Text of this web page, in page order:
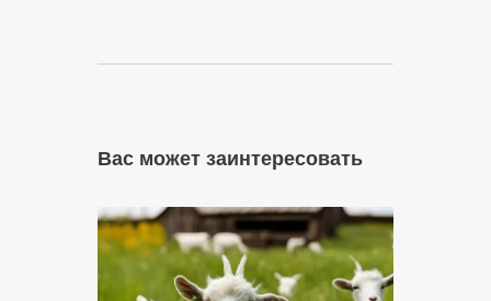
Вас может заинтересовать